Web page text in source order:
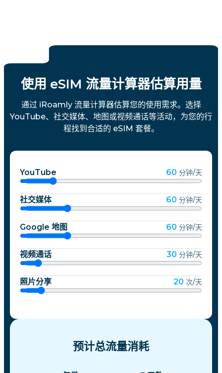
使用 eSIM 流量计算器估算用量
通过 iRoamly 流量计算器估算您的使用需求。选择
YouTube、社交媒体、地图或视频通话等活动，为您的行
程找到合适的 eSIM 套餐。
YouTube 60 分钟/天
社交媒体 60 分钟/天
Google 地图 60 分钟/天
视频通话 30 分钟/天
照片分享 20 次/天
预计总流量消耗